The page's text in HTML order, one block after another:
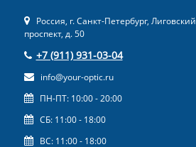
Россия, г. Санкт-Петербург, Лиговский
проспект, д. 50
+7 (911) 931-03-04
info@your-optic.ru
ПН-ПТ: 10:00 - 20:00
СБ: 11:00 - 18:00
ВС: 11:00 - 18:00